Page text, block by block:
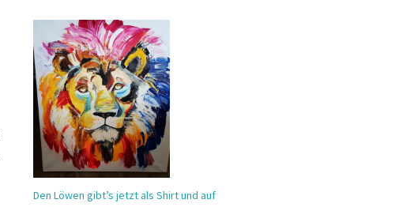
Den Löwen gibt’s jetzt als Shirt und auf